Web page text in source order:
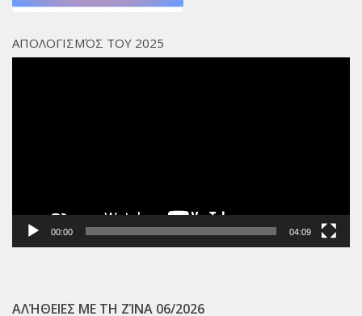
ΑΠΟΛΟΓΙΣΜΌΣ ΤΟΥ 2025
00:00 04:09
ΑΛΉΘΕΙΕΣ ΜΕ ΤΗ ΖΊΝΑ 06/2026